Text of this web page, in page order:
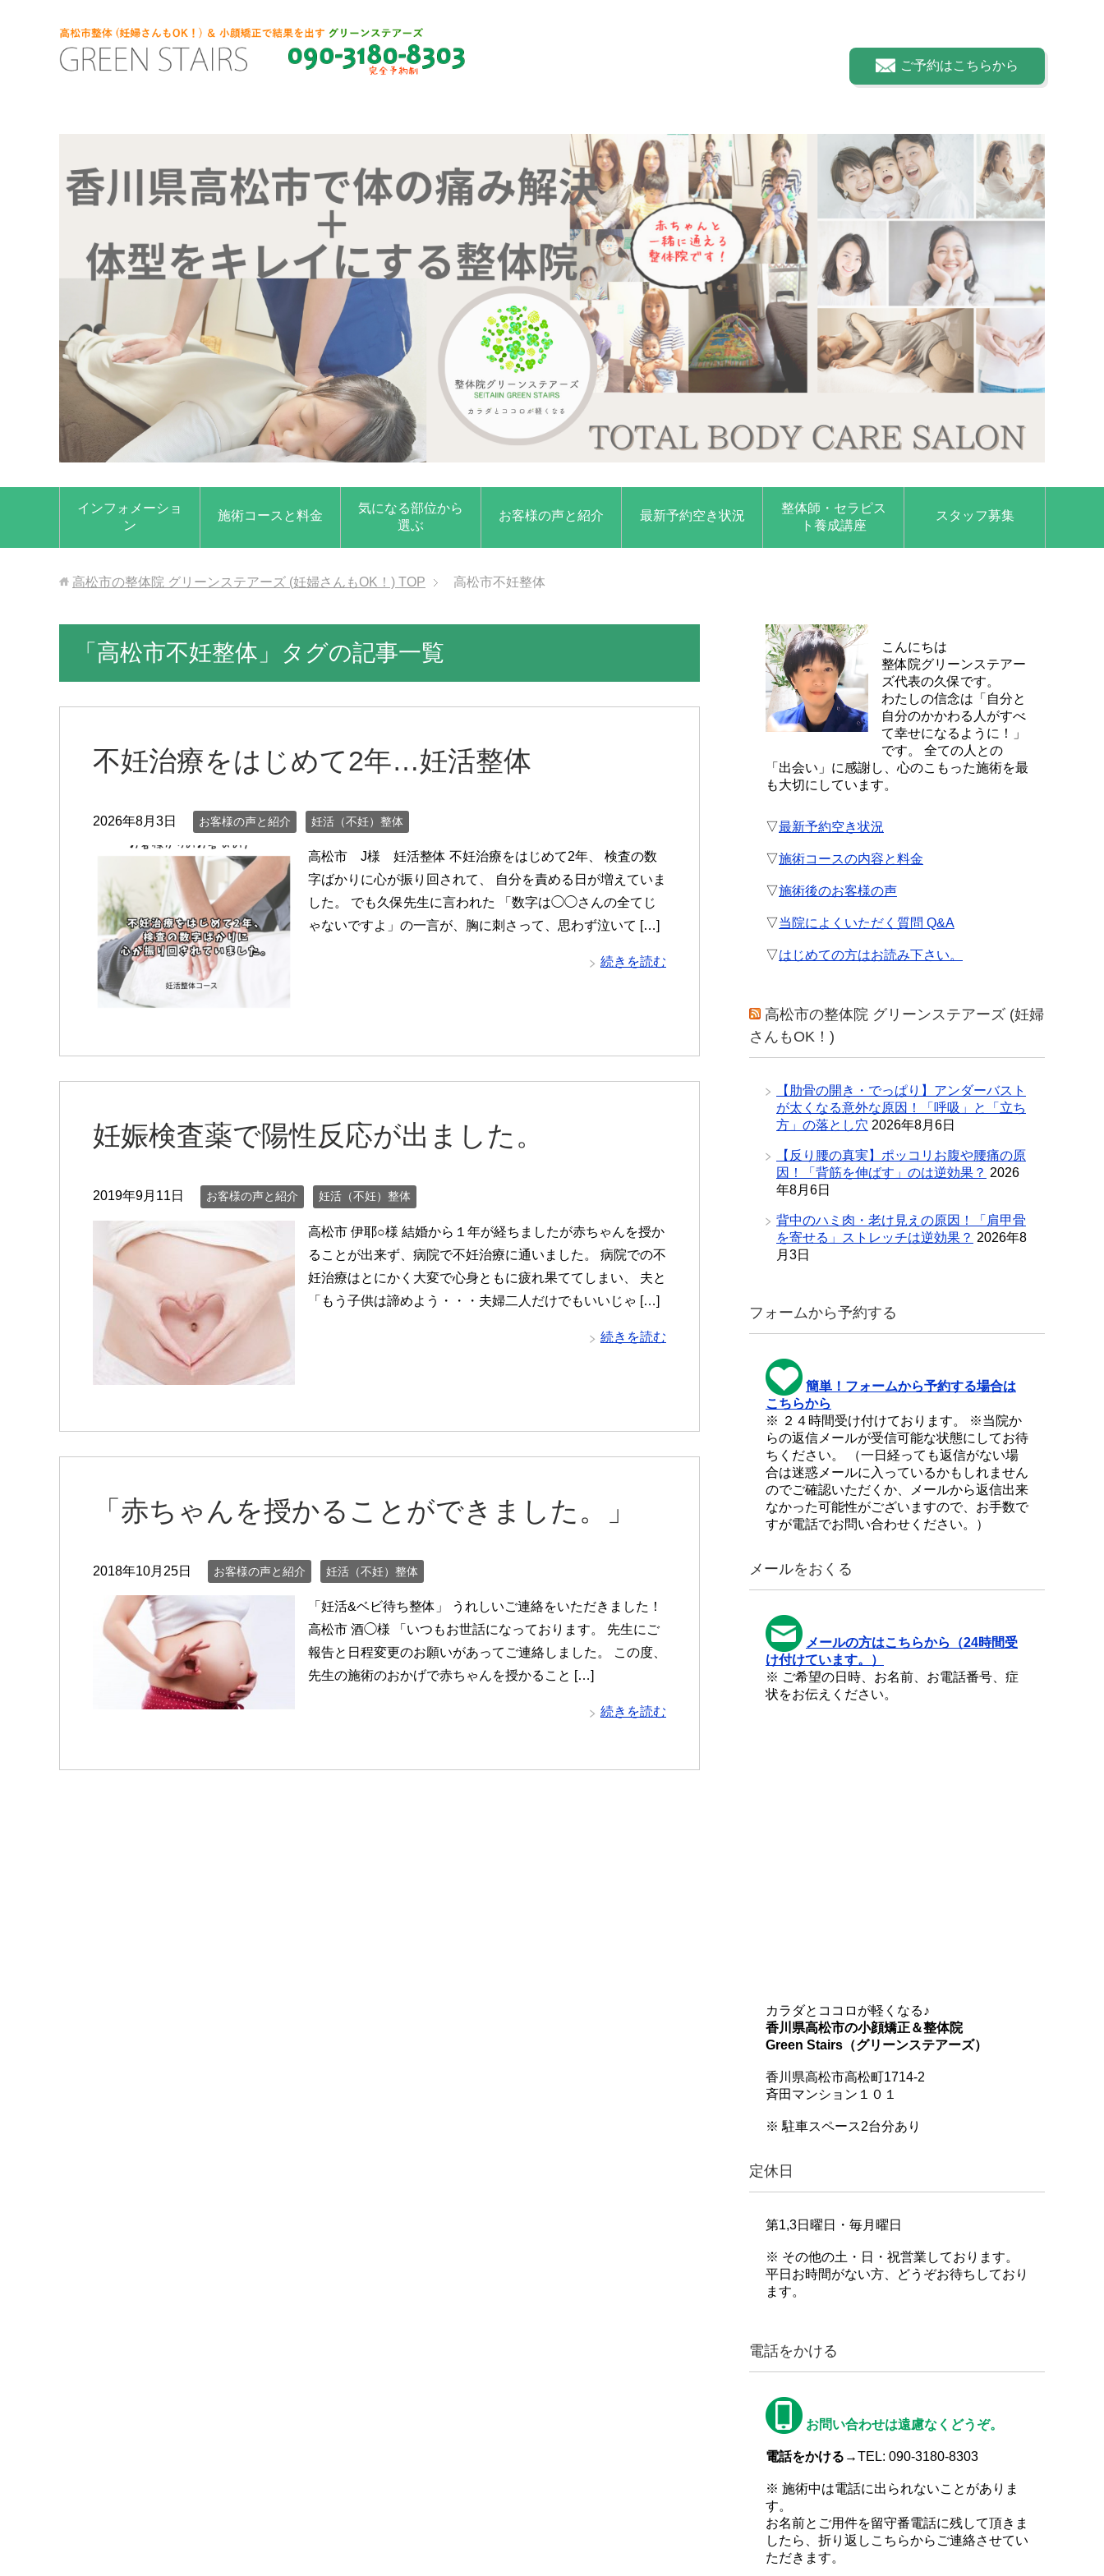
ご予約はこちらから
インフォメーショ
ン
施術コースと料金
気になる部位から
選ぶ
お客様の声と紹介 最新予約空き状況
整体師・セラピス
ト養成講座
スタッフ募集
高松市の整体院 グリーンステアーズ (妊婦さんもOK！) TOP 高松市不妊整体
「高松市不妊整体」タグの記事一覧
不妊治療をはじめて2年…妊活整体
2026年8月3日 お客様の声と紹介 妊活（不妊）整体
高松市 J様 妊活整体 不妊治療をはじめて2年、 検査の数
字ばかりに心が振り回されて、 自分を責める日が増えていま
した。 でも久保先生に言われた 「数字は◯◯さんの全てじ
ゃないですよ」の一言が、胸に刺さって、思わず泣いて […]
続きを読む
妊娠検査薬で陽性反応が出ました。
2019年9月11日 お客様の声と紹介 妊活（不妊）整体
高松市 伊耶○様 結婚から１年が経ちましたが赤ちゃんを授か
ることが出来ず、病院で不妊治療に通いました。 病院での不
妊治療はとにかく大変で心身ともに疲れ果ててしまい、 夫と
「もう子供は諦めよう・・・夫婦二人だけでもいいじゃ […]
続きを読む
「赤ちゃんを授かることができました。」
2018年10月25日 お客様の声と紹介 妊活（不妊）整体
「妊活&ベビ待ち整体」 うれしいご連絡をいただきました！
高松市 酒◯様 「いつもお世話になっております。 先生にご
報告と日程変更のお願いがあってご連絡しました。 この度、
先生の施術のおかげで赤ちゃんを授かること […]
続きを読む
こんにちは
整体院グリーンステアー
ズ代表の久保です。
わたしの信念は「自分と
自分のかかわる人がすべ
て幸せになるように！」
です。 全ての人との
「出会い」に感謝し、心のこもった施術を最
も大切にしています。
▽最新予約空き状況
▽施術コースの内容と料金
▽施術後のお客様の声
▽当院によくいただく質問 Q&A
▽はじめての方はお読み下さい。
高松市の整体院 グリーンステアーズ (妊婦
さんもOK！)
【肋骨の開き・でっぱり】アンダーバスト
が太くなる意外な原因！「呼吸」と「立ち
方」の落とし穴 2026年8月6日
【反り腰の真実】ポッコリお腹や腰痛の原
因！「背筋を伸ばす」のは逆効果？ 2026
年8月6日
背中のハミ肉・老け見えの原因！「肩甲骨
を寄せる」ストレッチは逆効果？ 2026年8
月3日
フォームから予約する
簡単！フォームから予約する場合は
こちらから
※ ２４時間受け付けております。 ※当院か
らの返信メールが受信可能な状態にしてお待
ちください。 （一日経っても返信がない場
合は迷惑メールに入っているかもしれません
のでご確認いただくか、メールから返信出来
なかった可能性がございますので、お手数で
すが電話でお問い合わせください。）
メールをおくる
メールの方はこちらから（24時間受
け付けています。）
※ ご希望の日時、お名前、お電話番号、症
状をお伝えください。
カラダとココロが軽くなる♪
香川県高松市の小顔矯正＆整体院
Green Stairs（グリーンステアーズ）
香川県高松市高松町1714-2
斉田マンション１０１
※ 駐車スペース2台分あり
定休日
第1,3日曜日・毎月曜日
※ その他の土・日・祝営業しております。
平日お時間がない方、どうぞお待ちしており
ます。
電話をかける
お問い合わせは遠慮なくどうぞ。
電話をかける→TEL: 090-3180-8303
※ 施術中は電話に出られないことがありま
す。
お名前とご用件を留守番電話に残して頂きま
したら、折り返しこちらからご連絡させてい
ただきます。